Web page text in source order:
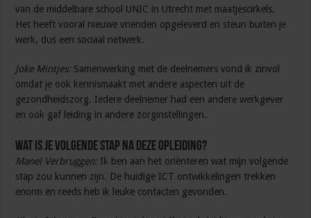
van de middelbare school UNIC in Utrecht met maatjescirkels.
Het heeft vooral nieuwe vrienden opgeleverd en steun buiten je
werk, dus een sociaal netwerk.
Joke Mintjes: Samenwerking met de deelnemers vond ik zinvol
omdat je ook kennismaakt met andere aspecten uit de
gezondheidszorg. Iedere deelnemer had een andere werkgever
en ook gaf leiding in andere zorginstellingen.
Wat is je volgende stap na deze opleiding?
Manel Verbruggen: Ik ben aan het oriënteren wat mijn volgende
stap zou kunnen zijn. De huidige ICT ontwikkelingen trekken
enorm en reeds heb ik leuke contacten gevonden.